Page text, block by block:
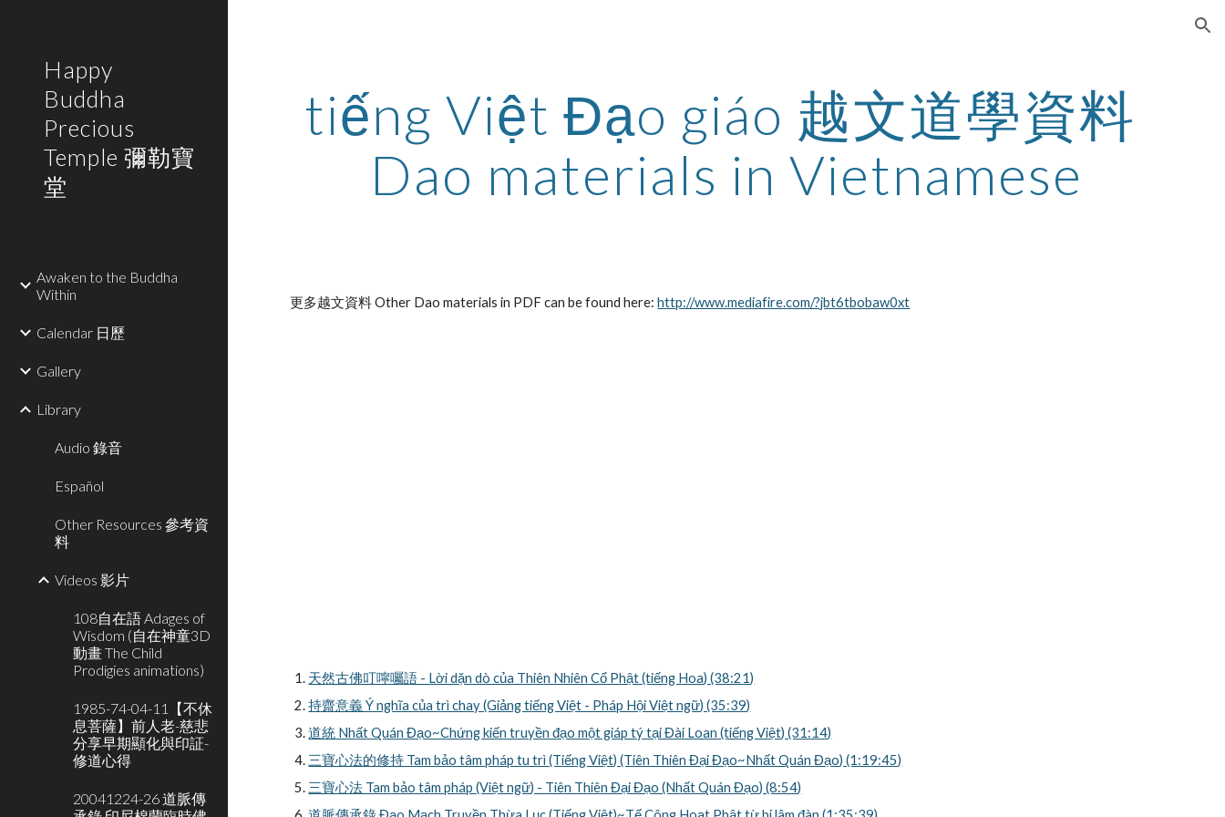
Happy
Buddha
Precious
Temple 彌勒寶
堂
Awaken to the Buddha
Within
Calendar 日歷
Gallery
Library
Audio 錄音
Español
Other Resources 參考資
料
Videos 影片
108自在語 Adages of
Wisdom (自在神童3D
動畫 The Child
Prodigies animations)
1985-74-04-11【不休
息菩薩】前人老-慈悲
分享早期顯化與印証-
修道心得
20041224-26 道脈傳
tiếng Việt Đạo giáo 越文道學資料
Dao materials in Vietnamese
更多越文資料 Other Dao materials in PDF can be found here: http://www.mediafire.com/?jbt6tbobaw0xt
天然古佛叮嚀囑語 - Lời dặn dò của Thiên Nhiên Cổ Phật (tiếng Hoa) (38:21)
持齋意義 Ý nghĩa của trì chay (Giảng tiếng Việt - Pháp Hội Việt ngữ) (35:39)
道統 Nhất Quán Đạo~Chứng kiến truyền đạo một giáp tý tại Đài Loan (tiếng Việt) (31:14)
三寶心法的修持 Tam bảo tâm pháp tu trì (Tiếng Việt) (Tiên Thiên Đại Đạo~Nhất Quán Đạo) (1:19:45)
三寶心法 Tam bảo tâm pháp (Việt ngữ) - Tiên Thiên Đại Đạo (Nhất Quán Đạo) (8:54)